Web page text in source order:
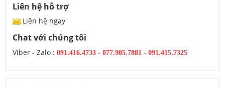
Liên hệ hỗ trợ
Liên hệ ngay
Chat với chúng tôi
Viber - Zalo : 091.416.4733 - 077.905.7881 - 091.415.7325